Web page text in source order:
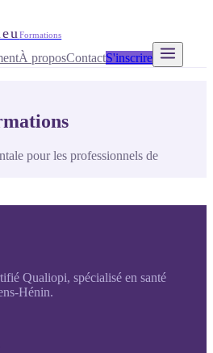
Formations
À proposContactS'inscrire
pour les professionnels de
Qualiopi, spécialisé en santé
Hénin.